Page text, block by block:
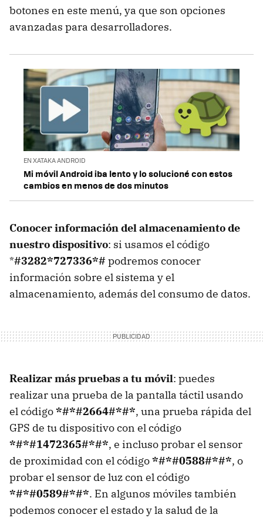
botones en este menú, ya que son opciones
avanzadas para desarrolladores.
EN XATAKA ANDROID
Mi móvil Android iba lento y lo solucioné con estos
cambios en menos de dos minutos
Conocer información del almacenamiento de
nuestro dispositivo: si usamos el código
*#3282*727336*#podremos conocer
información sobre el sistema y el
almacenamiento, además del consumo de datos.
Realizar más pruebas a tu móvil: puedes
realizar una prueba de la pantalla táctil usando
el código*#*#2664#*#*, una prueba rápida del
GPS de tu dispositivo con el código
*#*#1472365#*#*, e incluso probar el sensor
de proximidad con el código*#*#0588#*#*, o
probar el sensor de luz con el código
*#*#0589#*#*. En algunos móviles también
podemos conocer el estado y la salud de la